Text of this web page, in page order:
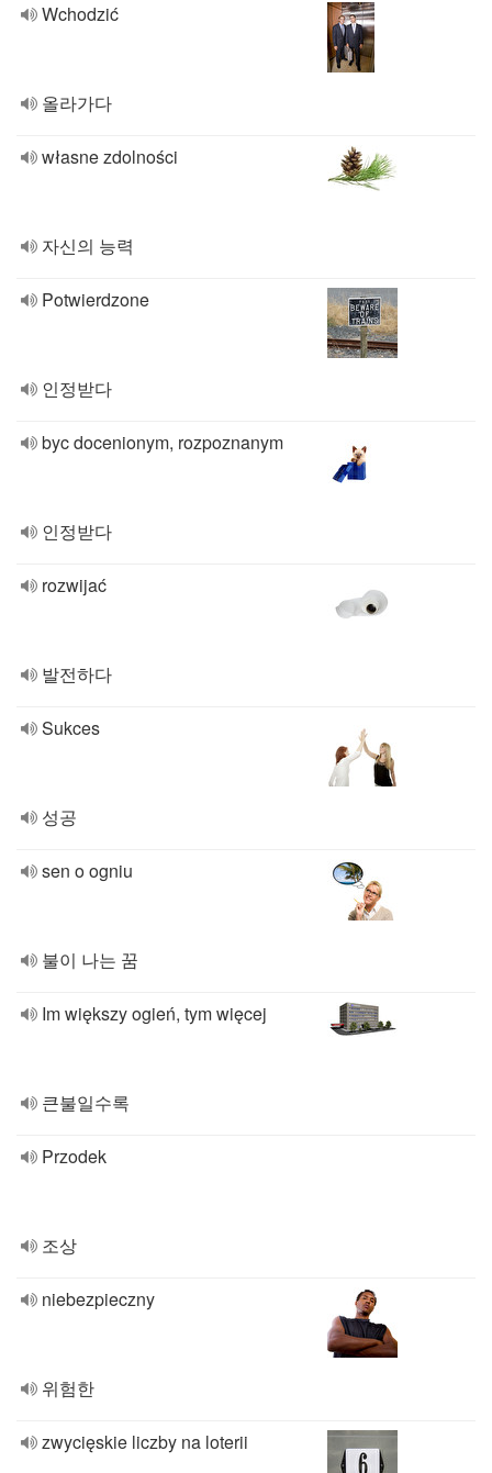
Wchodzić
올라가다
własne zdolności
자신의 능력
Potwierdzone
인정받다
byc docenionym, rozpoznanym
인정받다
rozwijać
발전하다
Sukces
성공
sen o ogniu
불이 나는 꿈
Im większy ogień, tym więcej
큰불일수록
Przodek
조상
niebezpieczny
위험한
zwycięskie liczby na loterii